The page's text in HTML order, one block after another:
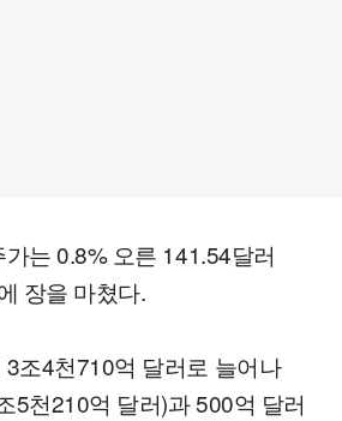
는 0.8% 오른 141.54달러
장을 마쳤다.
조4천710억 달러로 늘어나
5천210억 달러)과 500억 달러